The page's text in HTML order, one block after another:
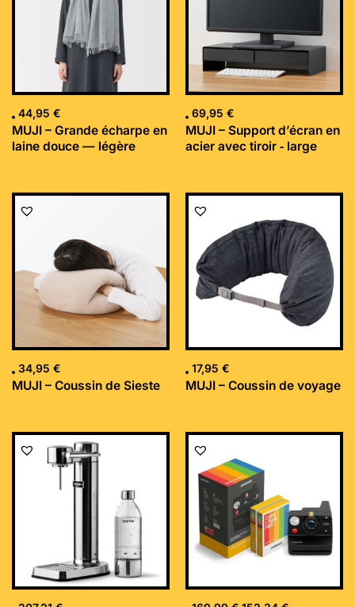
44,95 €
MUJI – Grande écharpe en
laine douce — légère
69,95 €
MUJI – Support d’écran en
acier avec tiroir ‐ large
34,95 €
MUJI – Coussin de Sieste
17,95 €
MUJI – Coussin de voyage
Le
initial
était :
169,99 €.
Le